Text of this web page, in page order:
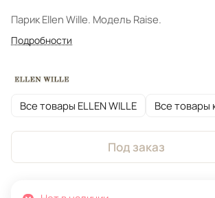
Парик Ellen Wille. Модель Raise.
Подробности
Все товары ELLEN WILLE Все товары
Под заказ